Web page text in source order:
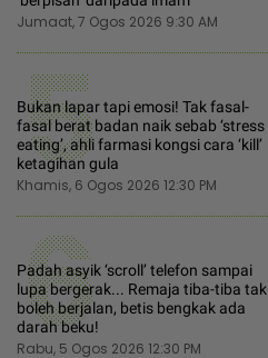
Jumaat, 7 Ogos 2026 9:30 AM
5
Bukan lapar tapi emosi! Tak fasal-
fasal berat badan naik sebab ‘stress
eating’, ahli farmasi kongsi cara ‘kill’
ketagihan gula
Khamis, 6 Ogos 2026 12:30 PM
6
Padah asyik ‘scroll’ telefon sampai
lupa bergerak... Remaja tiba-tiba tak
boleh berjalan, betis bengkak ada
darah beku!
Rabu, 5 Ogos 2026 12:30 PM